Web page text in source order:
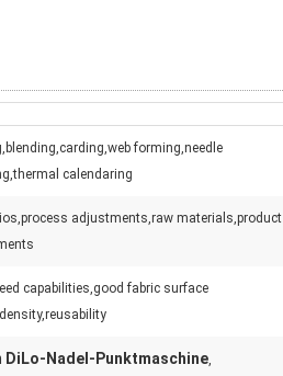
forming,needle
calendaring
adjustments,raw materials,product
capabilities,good fabric surface
DiLo-Nadel-Punktmaschine,